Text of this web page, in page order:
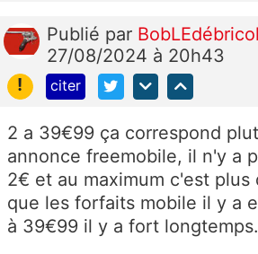
Publié par
27/08/2024 à 20h43
!
citer
2 a 39€99 ça correspond
annonce freemobile, il n'y a
2€ et au maximum c'est
que les forfaits mobile il y a
à 39€99 il y a fort